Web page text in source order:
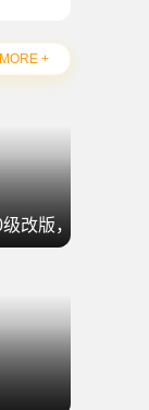
MORE +
改版，坦克集体